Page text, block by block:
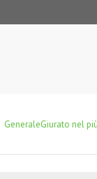
GeneraleGiurato nel